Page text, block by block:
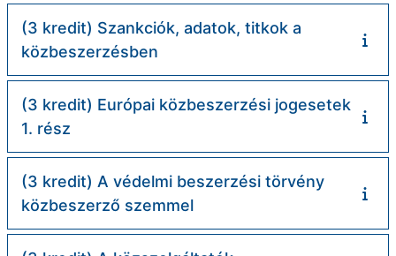
(3 kredit) Szankciók, adatok, titkok a
közbeszerzésben
(3 kredit) Európai közbeszerzési jogesetek
1. rész
(3 kredit) A védelmi beszerzési törvény
közbeszerző szemmel